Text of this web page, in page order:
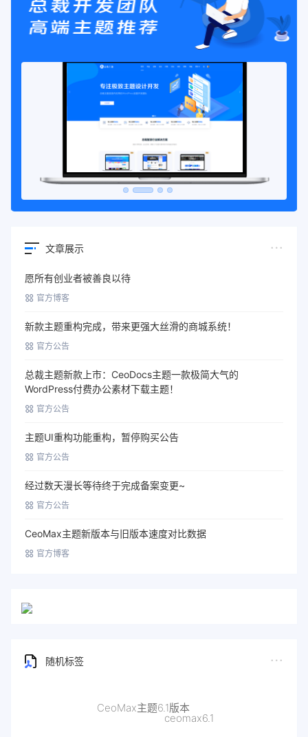
文章展示
愿所有创业者被善良以待
官方博客
新款主题重构完成，带来更强大丝滑的商城系统！
官方公告
总裁主题新款上市：CeoDocs主题一款极简大气的
WordPress付费办公素材下载主题！
官方公告
主题UI重构功能重构，暂停购买公告
官方公告
经过数天漫长等待终于完成备案变更~
官方公告
CeoMax主题新版本与旧版本速度对比数据
官方博客
随机标签
总裁更新教程